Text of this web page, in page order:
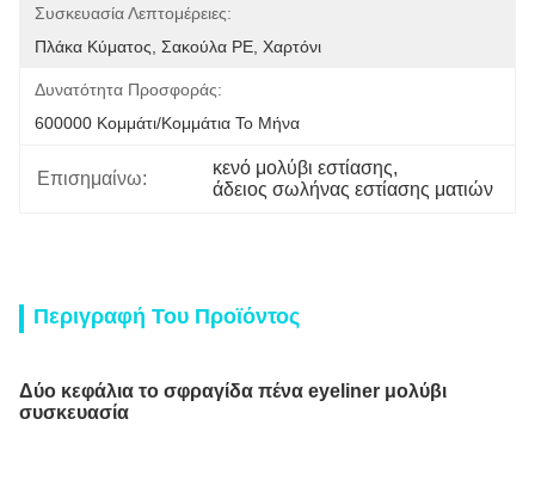
Συσκευασία Λεπτομέρειες:
Πλάκα Κύματος, Σακούλα PE, Χαρτόνι
Δυνατότητα Προσφοράς:
600000 Κομμάτι/κομμάτια Το Μήνα
Επισημαίνω:
κενό μολύβι εστίασης,
άδειος σωλήνας εστίασης ματιών
Περιγραφή Του Προϊόντος
Δύο κεφάλια το σφραγίδα πένα eyeliner μολύβι
συσκευασία